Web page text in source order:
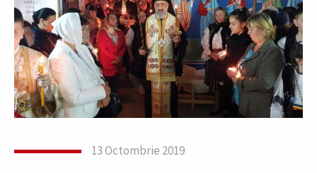
13 Octombrie 2019